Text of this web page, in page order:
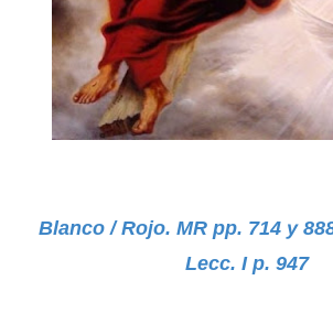
Blanco / Rojo. MR pp. 714 y
Lecc. I p. 947